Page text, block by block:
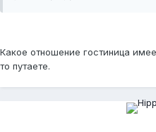
Какое отношение гостиница
то путаете.